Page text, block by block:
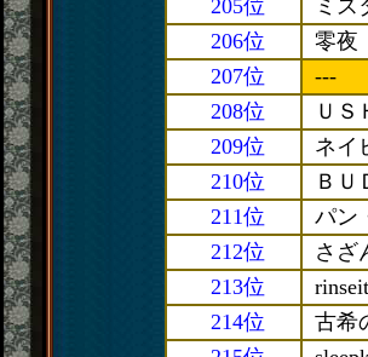
205位
ミス
206位
零夜
207位
---
208位
ＵＳ
209位
ネイ
210位
ＢＵ
211位
パン
212位
さざ
213位
214位
古希